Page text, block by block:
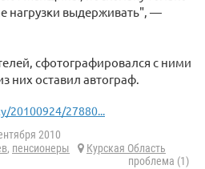
нагрузки выдерживать", —
сфотографировался с ними
них оставил автограф.
20100924/27880...
2010
, пенсионеры
Курская Область
проблема (1)